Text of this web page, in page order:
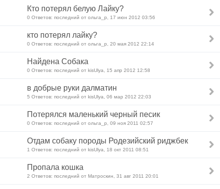
Кто потерял белую Лайку?
0 Ответов: последний от ольга_р, 17 июн 2012 03:56
кто потерял лайку?
0 Ответов: последний от ольга_р, 20 мая 2012 22:14
Найдена Собака
0 Ответов: последний от kisUlya, 15 апр 2012 12:58
в добрые руки далматин
5 Ответов: последний от kisUlya, 06 мар 2012 22:03
Потерялся маленький черный песик
0 Ответов: последний от ольга_р, 09 ноя 2011 02:57
Отдам собаку породы Родезийский риджбек
1 Ответов: последний от kisUlya, 18 окт 2011 08:51
Пропала кошка
2 Ответов: последний от Матроскин, 31 авг 2011 20:01